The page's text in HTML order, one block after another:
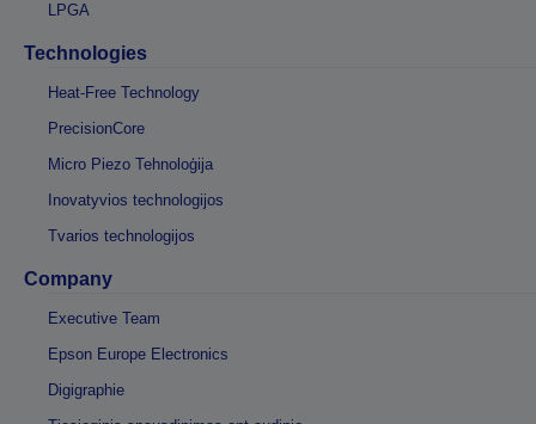
LPGA
Technologies
Heat-Free Technology
PrecisionCore
Micro Piezo Tehnoloģija
Inovatyvios technologijos
Tvarios technologijos
Company
Executive Team
Epson Europe Electronics
Digigraphie